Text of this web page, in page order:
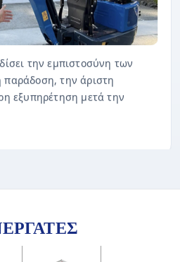
την εμπιστοσύνη των
την άριστη
εξυπηρέτηση μετά την